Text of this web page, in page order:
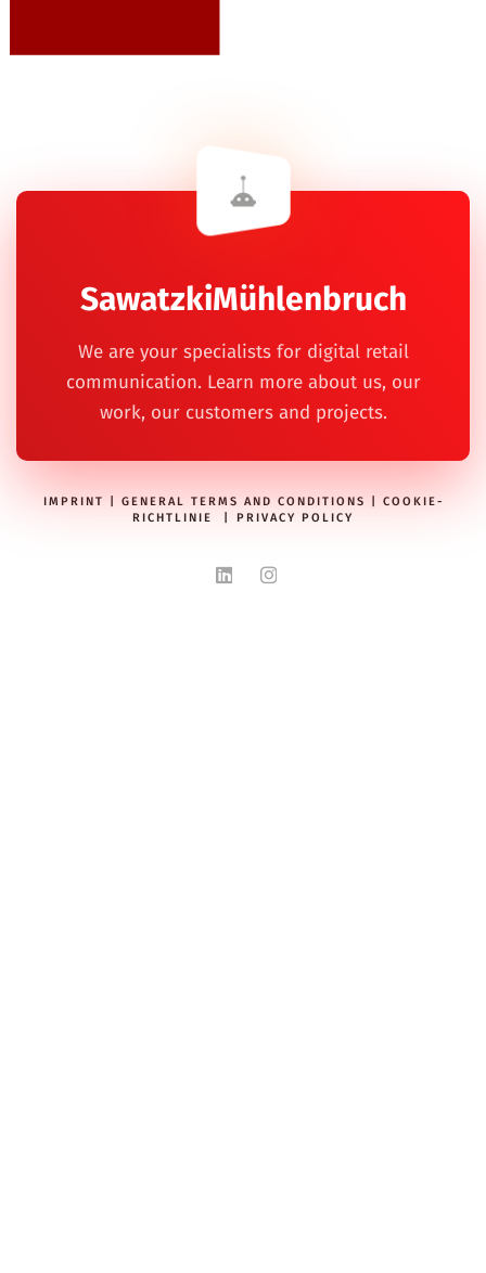
SawatzkiMühlenbruch
We are your specialists for digital retail
communication. Learn more about us, our
work, our customers and projects.
IMPRINT GENERAL TERMS AND CONDITIONS
COOKIE-
RICHTLINIE
PRIVACY POLICY